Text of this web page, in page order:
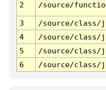
2 /source/
3 /source/class/
4
/source/class/
5
/source/class/
6
/source/class/